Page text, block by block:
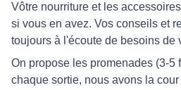
Vôtre nourriture et les
si vous en avez. Vos conseils et
toujours à l'écoute de besoins de
On propose les promenades (3-5
chaque sortie, nous avons la